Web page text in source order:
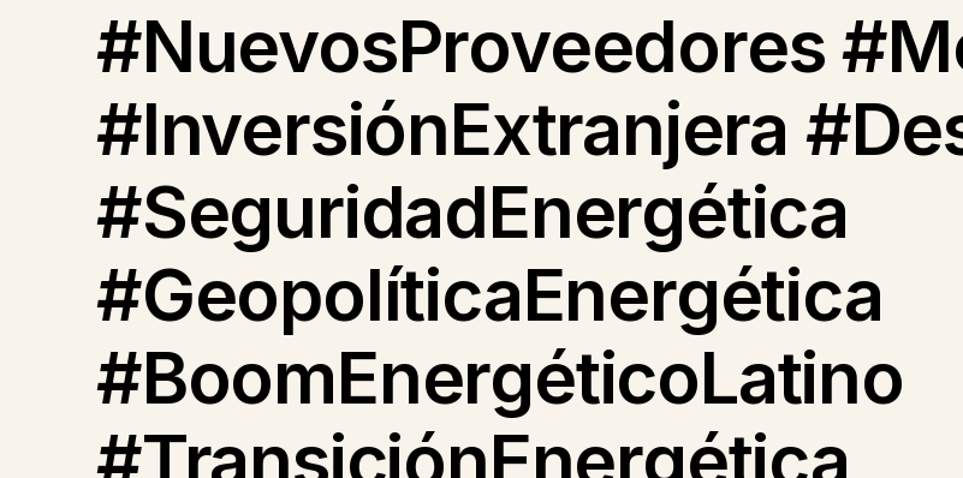
#NuevosProveedores
#InversiónExtranjera
#SeguridadEnergética
#GeopolíticaEnergética
#BoomEnergéticoLatino
#TransiciónEnergética